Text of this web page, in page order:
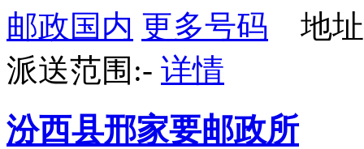
邮政国内 更多号码 地址
派送范围:- 详情
汾西县邢家要邮政所